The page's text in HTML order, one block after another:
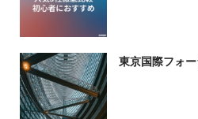
東京国際フォ